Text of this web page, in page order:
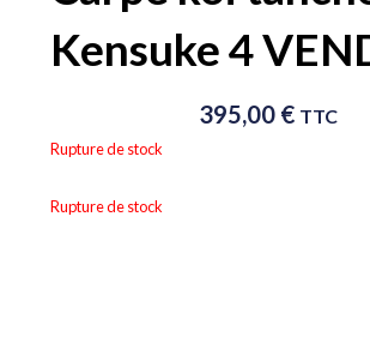
Kensuke 4
395,00 € TTC
Rupture de stock
Rupture de stock